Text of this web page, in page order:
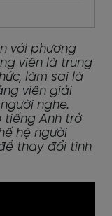
với phương
viên là trung
làm sai là
viên giải
nghe.
tiếng Anh trở
hệ người
thay đổi tình